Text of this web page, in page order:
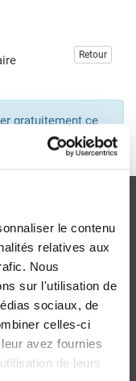
le contenu
relatives aux
Nous
sur l'utilisation de
sociaux, de
celles-ci
avez fournies
de leurs
Retour
gratuitement ce